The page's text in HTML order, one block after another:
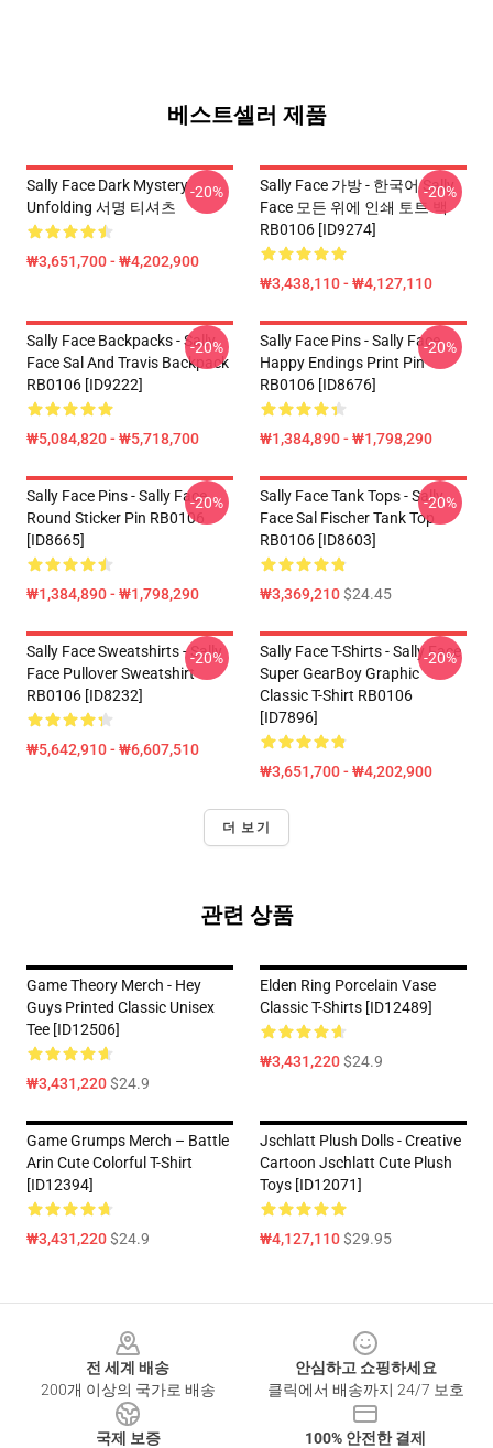
베스트셀러 제품
Sally Face Dark Mystery
Unfolding 서명 티셔츠
₩3,651,700 - ₩4,202,900
-20%
Sally Face 가방 - 한국어 Sally
Face 모든 위에 인쇄 토트 백
RB0106 [ID9274]
₩3,438,110 - ₩4,127,110
-20%
Sally Face Backpacks - Sally
Face Sal And Travis Backpack
RB0106 [ID9222]
₩5,084,820 - ₩5,718,700
-20%
Sally Face Pins - Sally Face
Happy Endings Print Pin
RB0106 [ID8676]
₩1,384,890 - ₩1,798,290
-20%
Sally Face Pins - Sally Face
Round Sticker Pin RB0106
[ID8665]
₩1,384,890 - ₩1,798,290
-20%
Sally Face Tank Tops - Sally
Face Sal Fischer Tank Top
RB0106 [ID8603]
₩3,369,210$24.45
-20%
Sally Face Sweatshirts - Sally
Face Pullover Sweatshirt
RB0106 [ID8232]
₩5,642,910 - ₩6,607,510
-20%
Sally Face T-Shirts - Sally Face
Super GearBoy Graphic
Classic T-Shirt RB0106
[ID7896]
₩3,651,700 - ₩4,202,900
-20%
더 보기
관련 상품
Game Theory Merch - Hey
Guys Printed Classic Unisex
Tee [ID12506]
₩3,431,220$24.9
Elden Ring Porcelain Vase
Classic T-Shirts [ID12489]
₩3,431,220$24.9
Game Grumps Merch – Battle
Arin Cute Colorful T-Shirt
[ID12394]
₩3,431,220$24.9
Jschlatt Plush Dolls - Creative
Cartoon Jschlatt Cute Plush
Toys [ID12071]
₩4,127,110$29.95
전 세계 배송
200개 이상의 국가로 배송
안심하고 쇼핑하세요
클릭에서 배송까지 24/7 보호
국제 보증
100% 안전한 결제